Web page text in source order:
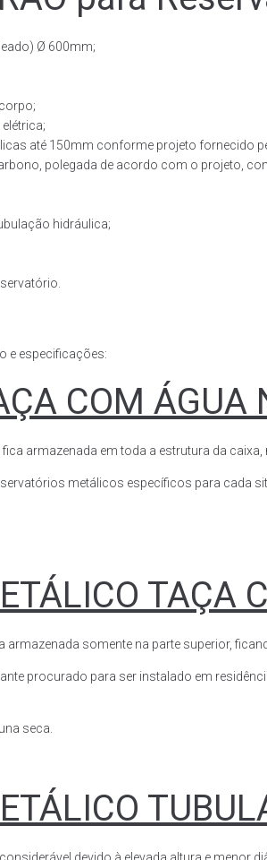
Ø 600mm;
até 150mm conforme projeto fornecido
polegada de acordo com o projeto,
hidráulica;
e especificações:
COM ÁGUA
armazenada em toda a estrutura da caixa,
metálicos específicos para cada
TAÇA
somente na parte superior,
procurado para ser instalado em
seca.